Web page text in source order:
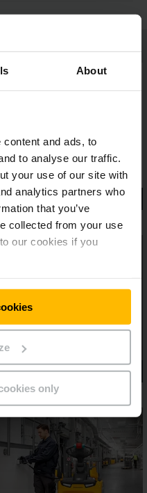
About
and ads, to
to analyse our traffic.
your use of our site with
analytics partners who
that you’ve
collected from your use
our cookies if you
only